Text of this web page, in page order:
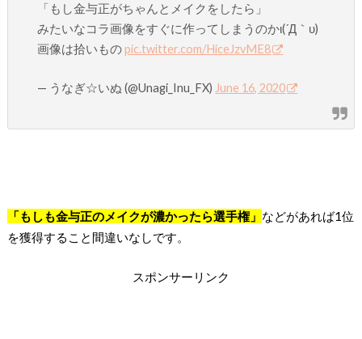
「もし金与正がちゃんとメイクをしたら」
みたいなコラ画像をすぐに作ってしまうのかι(´Д｀υ)
画像は拾いものpic.twitter.com/HiceJzvME8
— うなぎ☆いぬ (@Unagi_Inu_FX) June 16, 2020
「もしも金与正のメイクが濃かったら選手権」 などがあれば1位
を獲得すること間違いなしです。
スポンサーリンク